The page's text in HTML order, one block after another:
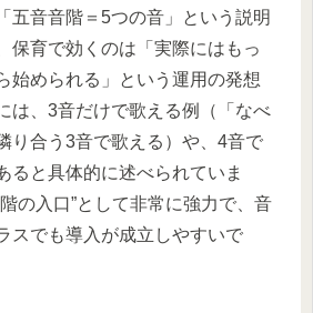
五音音階＝5つの音」という説明
保育で効くのは「実際にはもっ
始められる」という運用の発想
は、3音だけで歌える例（「なべ
り合う3音で歌える）や、4音で
ると具体的に述べられていま
の入口”として非常に強力で、音
スでも導入が成立しやすいで